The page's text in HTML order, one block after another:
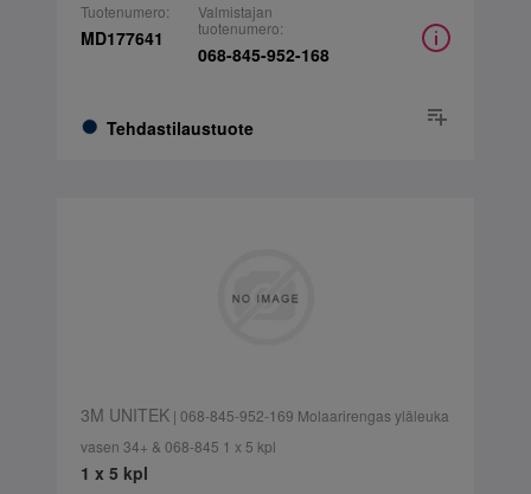
Tuotenumero:
MD177641
Tehdastilaustuote
Valmistajan
tuotenumero:
068-845-952-168
3M UNITEK| 068-845-952-169 Molaarirengas yläleuka
vasen 34+ & 068-845 1 x 5 kpl
1 x 5 kpl